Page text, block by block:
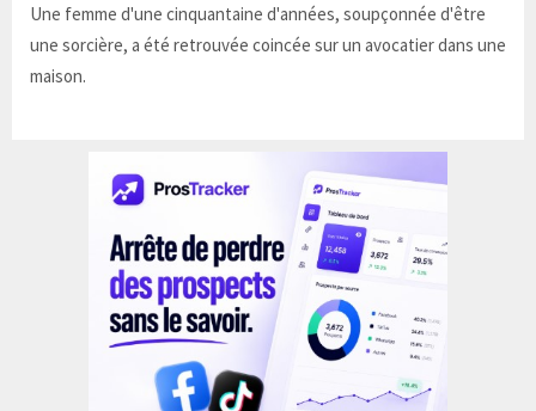
Une femme d'une cinquantaine d'années, soupçonnée d'être
une sorcière, a été retrouvée coincée sur un avocatier dans une
maison.